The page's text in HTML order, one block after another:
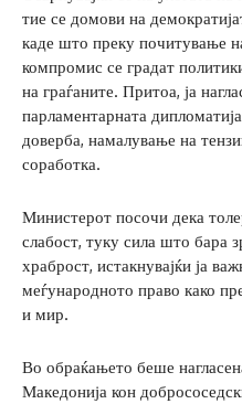
тие се домови на
каде што преку почитување
компромис се градат
на граѓаните. Притоа, ја
парламентарната
доверба, намалување на
соработка.
Министерот посочи дека
слабост, туку сила што бара
храброст, истакнувајќи ја
меѓународното право како
и мир.
Во обраќањето беше
Македонија кон